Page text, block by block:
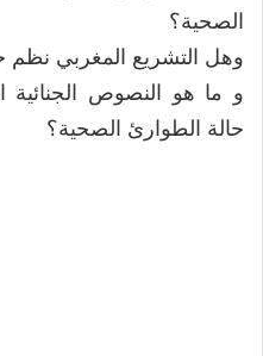
الصحية؟
وهل التشريع المغربي نظم
و ما هو النصوص الجنائية
حالة الطوارئ الصحية؟